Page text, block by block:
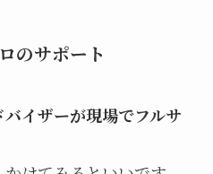
のサポート
バイザーが現場でフルサ